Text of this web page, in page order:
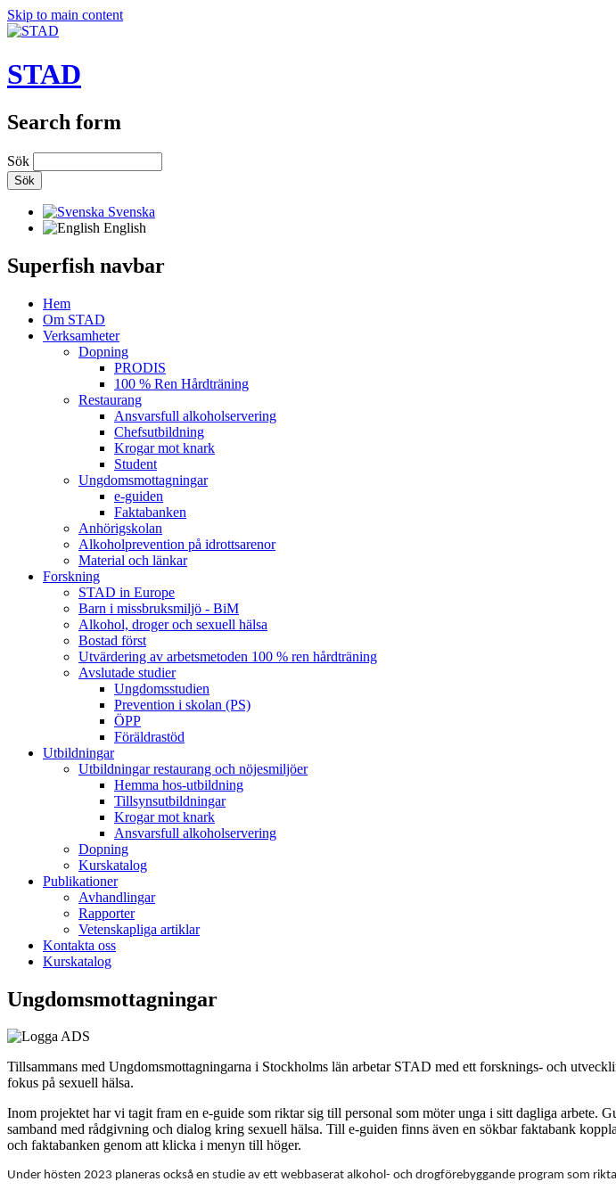
Skip to main content
STAD
Search form
Sök
Svenska
English
Superfish navbar
Hem
Om STAD
Verksamheter
Dopning
PRODIS
100 % Ren Hårdträning
Restaurang
Ansvarsfull alkoholservering
Chefsutbildning
Krogar mot knark
Student
Ungdomsmottagningar
e-guiden
Faktabanken
Anhörigskolan
Alkoholprevention på idrottsarenor
Material och länkar
Forskning
STAD in Europe
Barn i missbruksmiljö - BiM
Alkohol, droger och sexuell hälsa
Bostad först
Utvärdering av arbetsmetoden 100 % ren hårdträning
Avslutade studier
Ungdomsstudien
Prevention i skolan (PS)
ÖPP
Föräldrastöd
Utbildningar
Utbildningar restaurang och nöjesmiljöer
Hemma hos-utbildning
Tillsynsutbildningar
Krogar mot knark
Ansvarsfull alkoholservering
Dopning
Kurskatalog
Publikationer
Avhandlingar
Rapporter
Vetenskapliga artiklar
Kontakta oss
Kurskatalog
Ungdomsmottagningar
Tillsammans med Ungdomsmottagningarna i Stockholms län arbetar STAD med ett forsknings- och
fokus på sexuell hälsa.
Inom projektet har vi tagit fram en e-guide som riktar sig till personal som möter unga i sitt dagliga arbete.
samband med rådgivning och dialog kring sexuell hälsa. Till e-guiden finns även en sökbar faktabank
och faktabanken genom att klicka i menyn till höger.
Under hösten 2023 planeras också en studie av ett webbaserat alkohol- och drogförebyggande program som